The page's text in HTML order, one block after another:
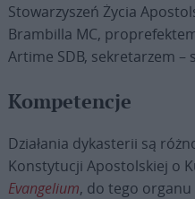
Stowarzyszeń Życia
Brambilla MC,
Artime SDB, sekretarzem –
Kompetencje
Działania dykasterii są
Konstytucji Apostolskiej o
Evangelium, do tego organu